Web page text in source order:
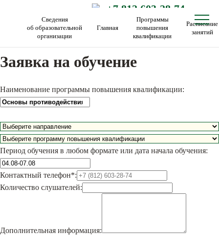
+7 812 603-28-74
Сведения
об образовательной
организации
Главная
Программы
повышения
квалификации
Расписание
занятий
Заявка на обучение
Наименование программы повышения квалификации:
Период обучения в любом формате или дата начала обучения:
Контактный телефон*:
Количество слушателей:
Дополнительная информация: